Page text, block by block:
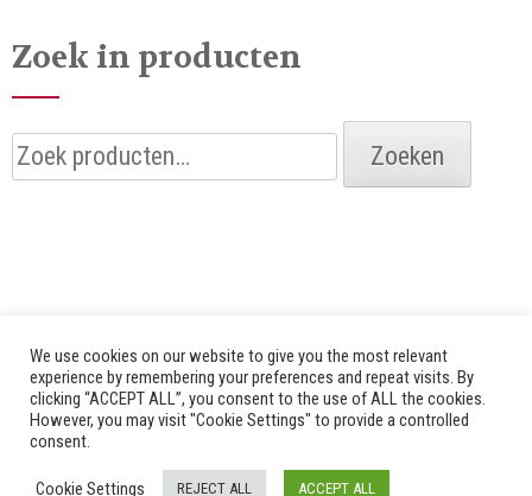
Zoek in producten
Zoeken
naar:
Zoeken
© 2026 Alle rechten voorbehouden door Bredenhof |
We use cookies on our website to give you the most relevant
experience by remembering your preferences and repeat visits. By
clicking “ACCEPT ALL”, you consent to the use of ALL the cookies.
However, you may visit "Cookie Settings" to provide a controlled
consent.
Cookie Settings REJECT ALL ACCEPT ALL